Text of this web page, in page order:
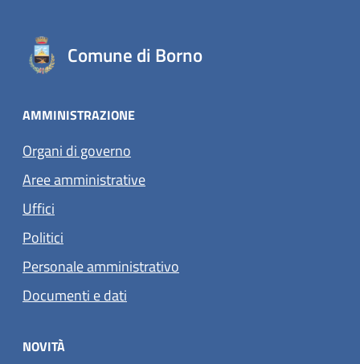
Comune di Borno
AMMINISTRAZIONE
Organi di governo
Aree amministrative
Uffici
Politici
Personale amministrativo
Documenti e dati
NOVITÀ